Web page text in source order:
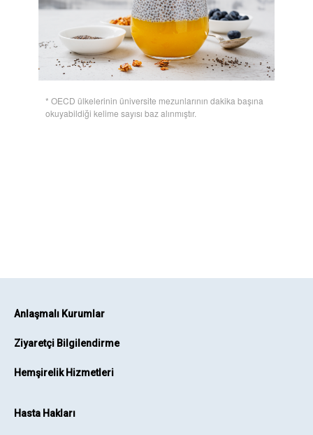
* OECD ülkelerinin üniversite mezunlarının dakika başına
okuyabildiği kelime sayısı baz alınmıştır.
Anlaşmalı Kurumlar
Ziyaretçi Bilgilendirme
Hemşirelik Hizmetleri
Hasta Hakları